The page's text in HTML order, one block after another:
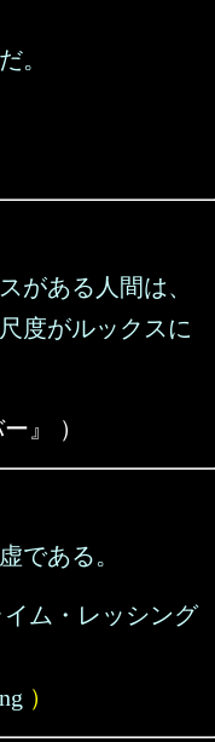
。
がある人間は、
度がルックスに
』 ）
である。
ム・レッシング
）